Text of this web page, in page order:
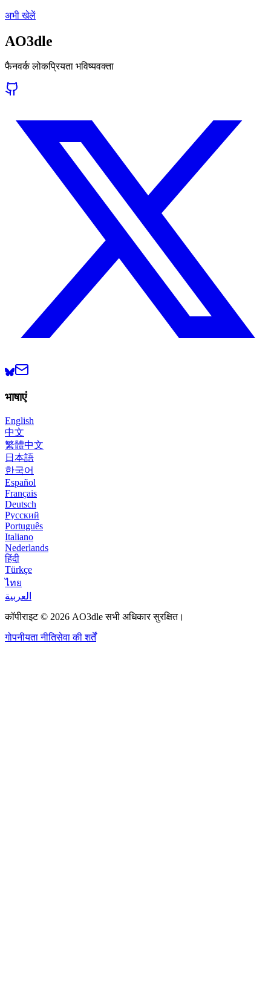
अभी खेलें
AO3dle
फैनवर्क लोकप्रियता भविष्यवक्ता
भाषाएं
English
中文
繁體中文
日本語
한국어
Español
Français
Deutsch
Русский
Português
Italiano
Nederlands
हिंदी
Türkçe
ไทย
العربية
कॉपीराइट © 2026 AO3dle सभी अधिकार सुरक्षित।
गोपनीयता नीतिसेवा की शर्तें